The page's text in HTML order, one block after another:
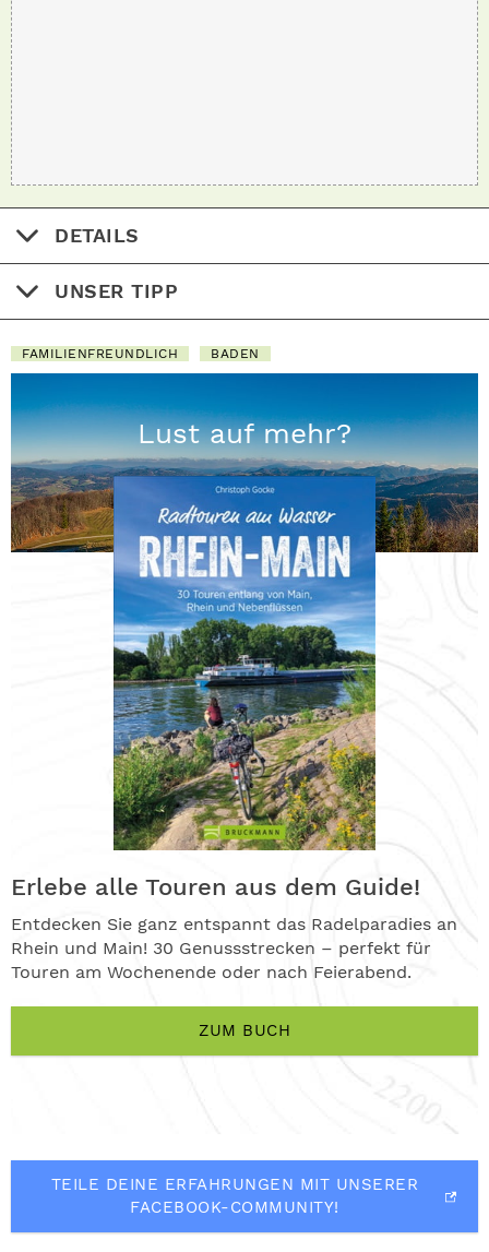
DETAILS
UNSER TIPP
FAMILIENFREUNDLICH BADEN
Lust auf mehr?
Erlebe alle Touren aus dem Guide!
Entdecken Sie ganz entspannt das Radelparadies an
Rhein und Main! 30 Genussstrecken – perfekt für
Touren am Wochenende oder nach Feierabend.
ZUM BUCH
TEILE DEINE ERFAHRUNGEN MIT UNSERER
FACEBOOK-COMMUNITY!